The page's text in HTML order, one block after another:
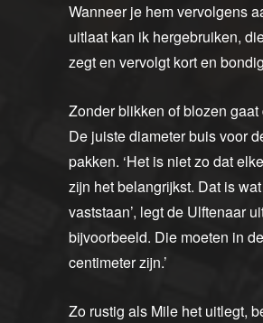
Wanneer je hem vervolgens
uitlaat kan ik hergebruiken,
zegt en vervolgt kort en
Zonder blikken of blozen
De juiste diameter buis voor
pakken. ‘Het is niet zo dat
zijn het belangrijkst. Dat is
vaststaan’, legt de Ulftenaar
bijvoorbeeld. Die moeten in
centimeter zijn.’
Zo rustig als Mile het uitlegt,